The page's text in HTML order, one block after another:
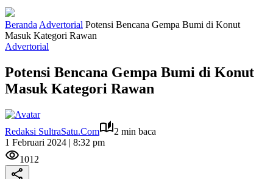
Beranda Advertorial Potensi Bencana Gempa Bumi di Konut
Masuk Kategori Rawan
Advertorial
Potensi Bencana Gempa Bumi di Konut
Masuk Kategori Rawan
Redaksi SultraSatu.Com
2 min baca
1 Februari 2024 | 8:32 pm
1012